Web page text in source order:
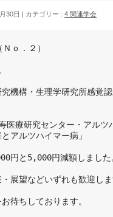
30日 カテゴリー : 4 関連学会
ｏ．２）
機構・生理学研究所感覚認
療研究センター・アルツ
アルツハイマー病」
円と5,000円減額しました
展望などいずれも歓迎しま
待ちしております。